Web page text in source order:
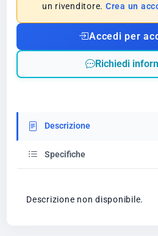
un rivenditore. Crea un
Accedi per
Richiedi
Descrizione
Specifiche
Descrizione non disponibile.